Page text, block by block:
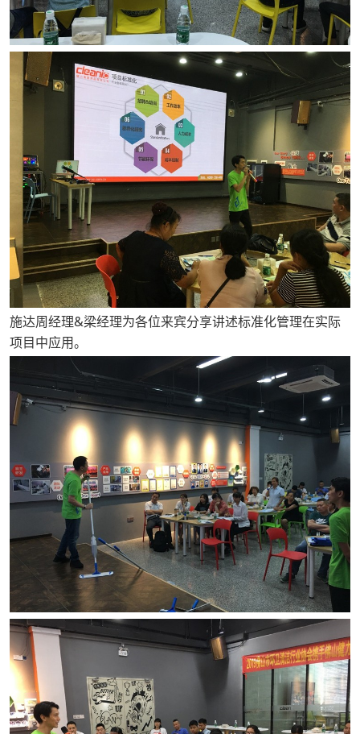
施达周经理&梁经理为各位来宾分享讲述标准化管理在实际
项目中应用。